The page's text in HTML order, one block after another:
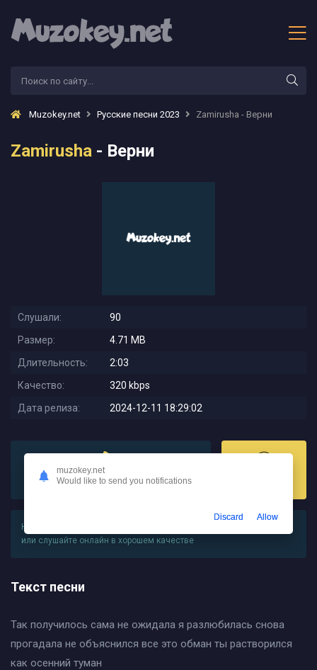
Muzokey.net Русские песни 2023 Zamirusha - Верни
Zamirusha - Верни
Слушали:
90
Размер:
4.71 MB
Длительность:
2:03
Качество:
320 kbps
Дата релиза:
2024-12-11 18:29:02
Слушать
На этой странице вы можете
или слушайте онлайн в хорошем качестве
Текст песни
Так получилось сама не ожидала я разлюбилась снова
прогадала не объяснился все это обман ты растворился
как осенний туман
muzokey.net
Would like to send you notifications
Discard Allow